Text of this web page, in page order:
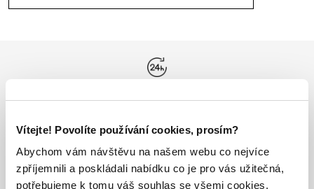
Vítejte! Povolíte používání cookies, prosím?
Abychom vám návštěvu na našem webu co nejvíce
zpříjemnili a poskládali nabídku co je pro vás užitečná,
potřebujeme k tomu váš souhlas se všemi cookies.
Vše máme skladem
Doprava nad 1000 Kč
ZDARMA